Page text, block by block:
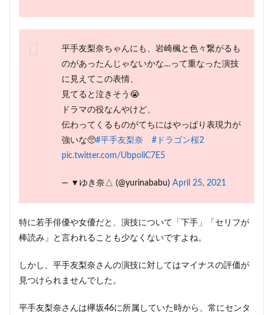
平手友梨奈ちゃんにも、岩崎楓と色々繋がるも
のがあったんじゃないかな…って重なった演技
に見えてこの表情、
見てると泣きそう😭
ドラマの役なんやけど、
伝わってくるものがてちにはやっぱり表現力が
強いな🥺#平手友梨奈
#ドラゴン桜2
pic.twitter.com/UbpoliC7E5
— ▼ゆき奈△ (@yurinababu) April 25, 2021
特に若手俳優や女優だと、演技について「下手」「セリフが
棒読み」と言われることも少なくないですよね。
しかし、平手友梨奈さんの演技に対してはマイナスの評価が
見つけられませんでした。
平手友梨奈さんは欅坂46に所属していた時から、常にセンタ